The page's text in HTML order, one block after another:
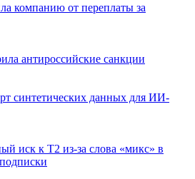
компанию от переплаты за
антироссийские санкции
синтетических данных для ИИ-
иск к Т2 из-за слова «микс» в